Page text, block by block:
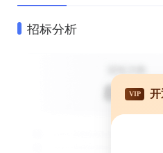
招标分析
VIP 开